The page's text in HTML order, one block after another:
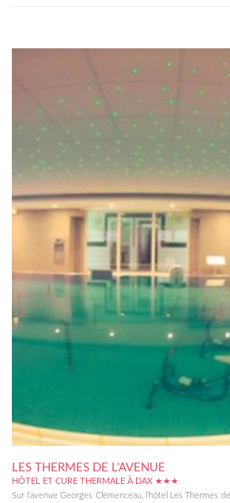
LES THERMES DE L’AVENUE
HÔTEL ET CURE THERMALE À DAX ★★★
Sur l'avenue Georges Clémenceau, l'hôtel Les Thermes